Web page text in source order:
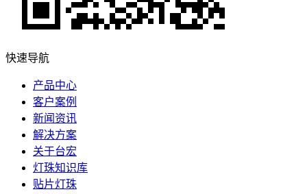
快速导航
产品中心
客户案例
新闻资讯
解决方案
关于台宏
灯珠知识库
贴片灯珠